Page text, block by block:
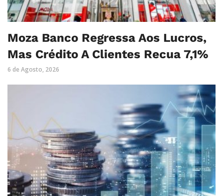
Moza Banco Regressa Aos Lucros,
Mas Crédito A Clientes Recua 7,1%
6 de Agosto, 2026